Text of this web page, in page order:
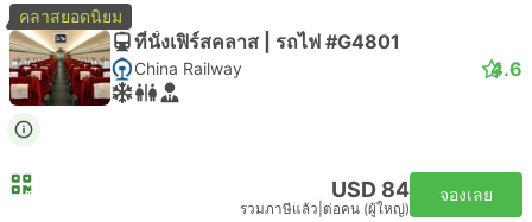
คลาสยอดนิยม
ที่นั่งเฟิร์สคลาส | รถไฟ #G4801
China Railway 4.6
USD 84
รวมภาษีแล้ว ต่อคน (ผู้ใหญ่)
จองเลย